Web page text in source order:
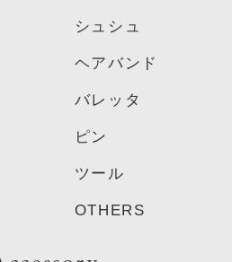
シュシュ
ヘアバンド
バレッタ
ピン
ツール
OTHERS